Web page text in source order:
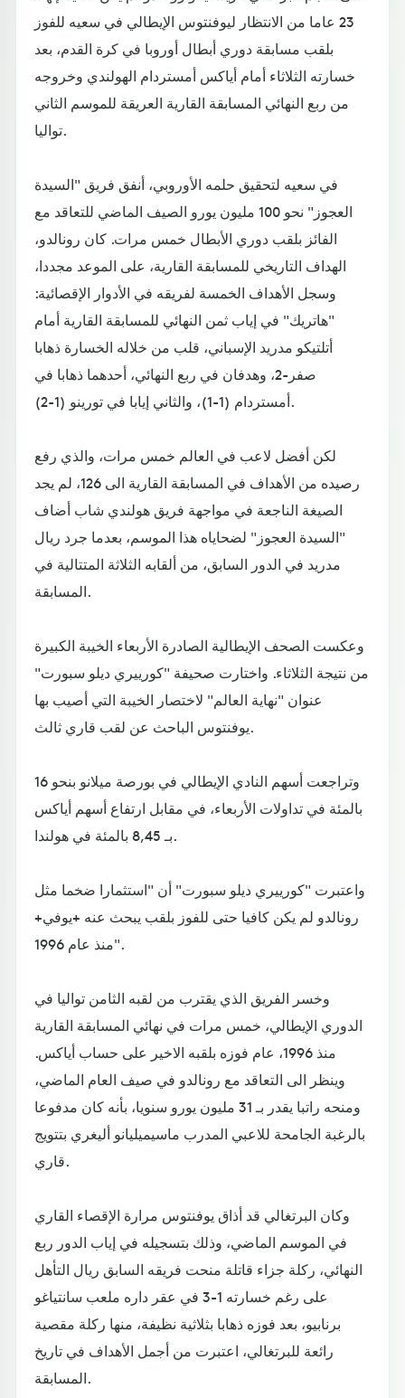
23 عاما من الانتظار ليوفنتوس الإيطالي في سعيه للفوز
بلقب مسابقة دوري أبطال أوروبا في كرة القدم، بعد
خسارته الثلاثاء أمام أياكس أمستردام الهولندي وخروجه
من ربع النهائي المسابقة القارية العريقة للموسم الثاني
تواليا.
في سعيه لتحقيق حلمه الأوروبي، أنفق فريق "السيدة
العجوز" نحو 100 مليون يورو الصيف الماضي للتعاقد مع
الفائز بلقب دوري الأبطال خمس مرات. كان رونالدو،
الهداف التاريخي للمسابقة القارية، على الموعد مجددا،
وسجل الأهداف الخمسة لفريقه في الأدوار الإقصائية:
"هاتريك" في إياب ثمن النهائي للمسابقة القارية أمام
أتلتيكو مدريد الإسباني، قلب من خلاله الخسارة ذهابا
صفر-2، وهدفان في ربع النهائي، أحدهما ذهابا في
أمستردام (1-1)، والثاني إيابا في تورينو (1-2).
لكن أفضل لاعب في العالم خمس مرات، والذي رفع
رصيده من الأهداف في المسابقة القارية الى 126، لم يجد
الصيغة الناجعة في مواجهة فريق هولندي شاب أضاف
"السيدة العجوز" لضحاياه هذا الموسم، بعدما جرد ريال
مدريد في الدور السابق، من ألقابه الثلاثة المتتالية في
المسابقة.
وعكست الصحف الإيطالية الصادرة الأربعاء الخيبة الكبيرة
من نتيجة الثلاثاء. واختارت صحيفة "كورييري ديلو سبورت"
عنوان "نهاية العالم" لاختصار الخيبة التي أصيب بها
يوفنتوس الباحث عن لقب قاري ثالث.
وتراجعت أسهم النادي الإيطالي في بورصة ميلانو بنحو 16
بالمئة في تداولات الأربعاء، في مقابل ارتفاع أسهم أياكس
بـ 8,45 بالمئة في هولندا.
واعتبرت "كورييري ديلو سبورت" أن "استثمارا ضخما مثل
رونالدو لم يكن كافيا حتى للفوز بلقب يبحث عنه +يوفي+
منذ عام 1996".
وخسر الفريق الذي يقترب من لقبه الثامن تواليا في
الدوري الإيطالي، خمس مرات في نهائي المسابقة القارية
منذ 1996، عام فوزه بلقبه الاخير على حساب أياكس.
وينظر الى التعاقد مع رونالدو في صيف العام الماضي،
ومنحه راتبا يقدر بـ 31 مليون يورو سنويا، بأنه كان مدفوعا
بالرغبة الجامحة للاعبي المدرب ماسيميليانو أليغري بتتويج
قاري.
وكان البرتغالي قد أذاق يوفنتوس مرارة الإقصاء القاري
في الموسم الماضي، وذلك بتسجيله في إياب الدور ربع
النهائي، ركلة جزاء قاتلة منحت فريقه السابق ريال التأهل
على رغم خسارته 1-3 في عقر داره ملعب سانتياغو
برنابيو، بعد فوزه ذهابا بثلاثية نظيفة، منها ركلة مقصية
رائعة للبرتغالي، اعتبرت من أجمل الأهداف في تاريخ
المسابقة.